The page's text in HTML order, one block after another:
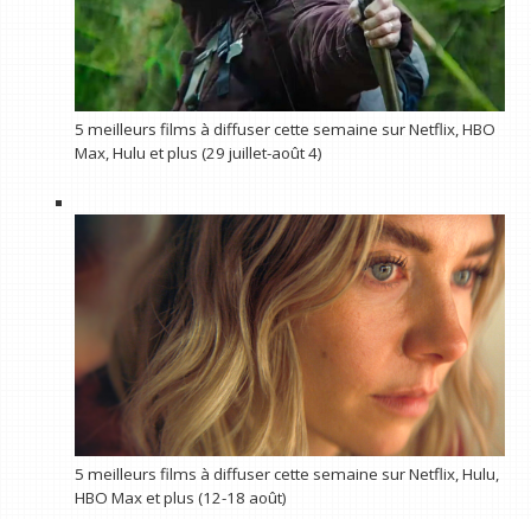
5 meilleurs films à diffuser cette semaine sur Netflix, HBO
Max, Hulu et plus (29 juillet-août 4)
5 meilleurs films à diffuser cette semaine sur Netflix, Hulu,
HBO Max et plus (12-18 août)